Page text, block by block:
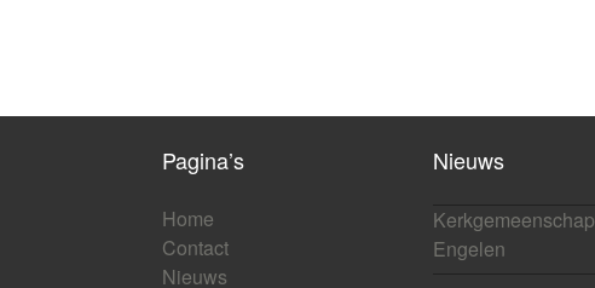
Pagina’s
Home
Contact
Nieuws
Nieuws
Kerkgemeenschap
Engelen